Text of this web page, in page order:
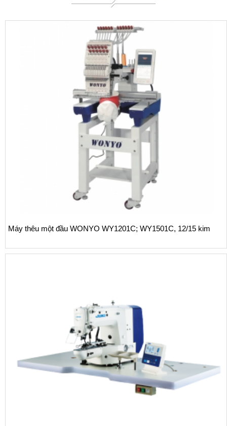
Máy thêu một đầu WONYO WY1201C; WY1501C, 12/15 kim